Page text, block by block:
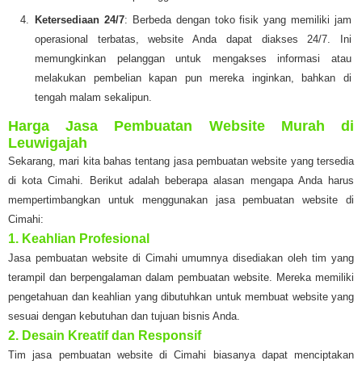
Ketersediaan 24/7: Berbeda dengan toko fisik yang memiliki jam
operasional terbatas, website Anda dapat diakses 24/7. Ini
memungkinkan pelanggan untuk mengakses informasi atau
melakukan pembelian kapan pun mereka inginkan, bahkan di
tengah malam sekalipun.
Harga Jasa Pembuatan Website Murah di
Leuwigajah
Sekarang, mari kita bahas tentang jasa pembuatan website yang tersedia
di kota Cimahi. Berikut adalah beberapa alasan mengapa Anda harus
mempertimbangkan untuk menggunakan jasa pembuatan website di
Cimahi:
1. Keahlian Profesional
Jasa pembuatan website di Cimahi umumnya disediakan oleh tim yang
terampil dan berpengalaman dalam pembuatan website. Mereka memiliki
pengetahuan dan keahlian yang dibutuhkan untuk membuat website yang
sesuai dengan kebutuhan dan tujuan bisnis Anda.
2. Desain Kreatif dan Responsif
Tim jasa pembuatan website di Cimahi biasanya dapat menciptakan